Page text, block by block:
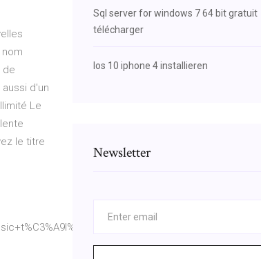
de
d'un
Le
le titre
Sql server for windows 7 64 bit gratuit
télécharger
Ios 10 iphone 4 installieren
Newsletter